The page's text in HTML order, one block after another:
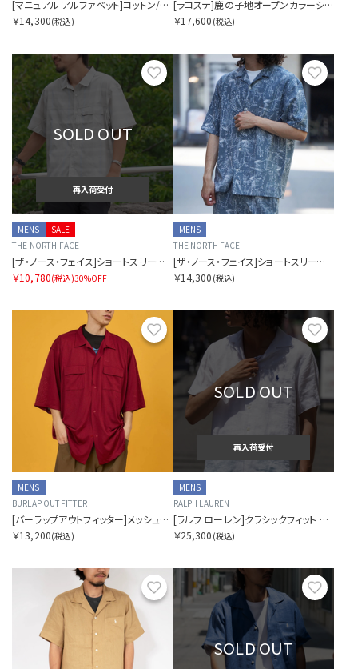
[マニュアル アルファベット]コットン/シルク ギンガムチェック ショートスリーブ オープンカラーシャツ
￥14,300(税込)
[ラコステ]鹿の子地オープンカラーシャツ メンズ
￥17,600 (税込)
お気に入り
SOLD OUT
再入荷受付
SALE
MENS
THE NORTH FACE
[ザ・ノース・フェイス]ショートスリーブボルドチェックシャツ
￥10,780(税込)30%OFF
お気
MENS
THE NORTH FACE
[ザ・ノース・フェイス]ショートスリーブアロハリップシャツ
￥14,300 (税込)
お気に入り
MENS
BURLAP OUTFITTER
[バーラップアウトフィッター]メッシュキャンプシャツ
￥13,200(税込)
SOLD OUT
再入荷受付
MENS
RALPH LAUREN
[ラルフ ローレン]クラシックフィット リネン キャンプ シャツ
￥25,300 (税込)
お気に入り
SOLD OUT